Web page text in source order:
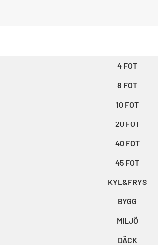
4 FOT
8 FOT
10 FOT
20 FOT
40 FOT
45 FOT
KYL&FRYS
BYGG
MILJÖ
DÄCK